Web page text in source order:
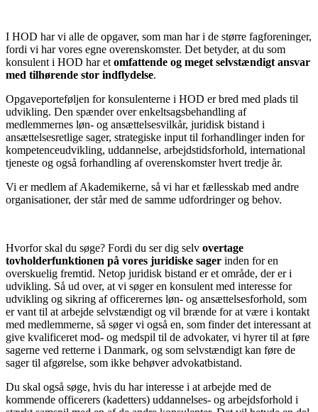
I HOD har vi alle de opgaver, som man har i de større fagforeninger,
fordi vi har vores egne overenskomster. Det betyder, at du som
konsulent i HOD har et omfattende og meget selvstændigt ansvar
med tilhørende stor indflydelse.
Opgaveporteføljen for konsulenterne i HOD er bred med plads til
udvikling. Den spænder over enkeltsagsbehandling af
medlemmernes løn- og ansættelsesvilkår, juridisk bistand i
ansættelsesretlige sager, strategiske input til forhandlinger inden for
kompetenceudvikling, uddannelse, arbejdstidsforhold, international
tjeneste og også forhandling af overenskomster hvert tredje år.
Vi er medlem af Akademikerne, så vi har et fællesskab med andre
organisationer, der står med de samme udfordringer og behov.
Hvorfor skal du søge? Fordi du ser dig selv overtage
tovholderfunktionen på vores juridiske sager inden for en
overskuelig fremtid. Netop juridisk bistand er et område, der er i
udvikling. Så ud over, at vi søger en konsulent med interesse for
udvikling og sikring af officerernes løn- og ansættelsesforhold, som
er vant til at arbejde selvstændigt og vil brænde for at være i kontakt
med medlemmerne, så søger vi også en, som finder det interessant at
give kvalificeret mod- og medspil til de advokater, vi hyrer til at føre
sagerne ved retterne i Danmark, og som selvstændigt kan føre de
sager til afgørelse, som ikke behøver advokatbistand.
Du skal også søge, hvis du har interesse i at arbejde med de
kommende officerers (kadetters) uddannelses- og arbejdsforhold i